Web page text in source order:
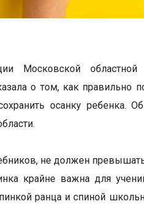
Московской областной
о том, как правильно
осанку ребенка.
не должен
крайне важна для
ранца и спиной